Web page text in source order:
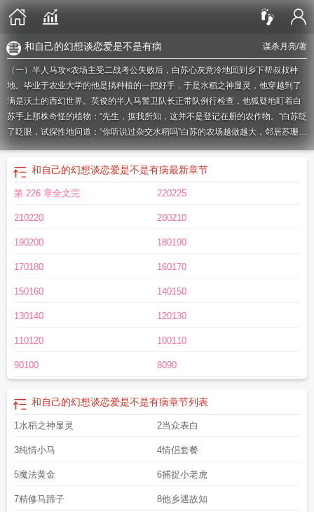
谋杀月亮/著
和自己的幻想谈恋爱是不是有病
（一）半人马攻×农场主受二战考公失败后，白苏心灰意冷地回到乡下帮叔叔种
地。毕业于农业大学的他是搞种植的一把好手，于是水稻之神显灵，他穿越到了
满是沃土的西幻世界。英俊的半人马警卫队长正带队例行检查，他狐疑地盯着白
苏手上那株奇怪的植物：“先生，据我所知，这并不是登记在册的农作物。”白苏眨
了眨眼，试探性地问道：“你听说过杂交水稻吗”白苏的农场越做越大，邻居苏珊大
妈热心地（收了钱）替这个年轻有为的帅小伙张罗了一场相亲。清晨，某半人马
局促地踢踏着蹄铁，透过窗户将一束鲜花送给农场主。农场主笑眯眯地同意了某
半人马的约会请求，毕竟，没有人能拒绝一个有行政编制的公务员。（二）克系
天使攻×话唠圣子受（攻有多种形态）沐浴焚香后，纯洁美丽的圣子跪在天使雕像
露着诡谲。旅馆房间内，鬼影在烛火下摇曳。桑落猝然惊醒，崩溃大叫道：“杀人
子受自从某个吟游诗人不负责任的童话故事在大陆上广为流传，海妖一族的声誉
就受到了极大的影响。娜迦第N次把塞壬堵在礁石上揍：“就你丫的也配叫美人鱼”
一团，警惕地看着周遭的奇怪生物。精灵们围着幼崽窃窃私语。王垂下淡色双
×大魔导师受“听说了吗那个阿诺，又活了过来！”“他不是死了好几天了吗”“他那个
继母啊，本事可大着呢……”（七）背负世界的巨龙攻×omega受拥有两个口口的
亮的omega男孩。巨龙：你好，老婆，结芬。
ahref="http://m.moxiexs.com"target="_blank"【魔蝎小说】/a
读所以和幻想种谈恋爱了夸克 所以和幻想种谈恋爱了快穿格格党
谈恋爱了全集免费阅读
所以和幻想种谈恋爱了资源幻想和喜欢的人谈恋爱
爱什么精神病幻想和一个人在一起 所以和幻想种谈恋爱了快穿笔趣阁
和自己的幻想谈恋爱是不是有病最新章节
第 226 章全文完 220225
210220 200210
190200 180190
170180 160170
150160 140150
130140 120130
110120 100110
90100 8090
和自己的幻想谈恋爱是不是有病章节列表
1水稻之神显灵 2当众表白
3纯情小马 4情侣套餐
5魔法黄金 6捕捉小老虎
7精修马蹄子 8他乡遇故知